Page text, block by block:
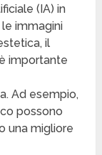
(IA) in
immagini
il
importante
Ad esempio,
possono
una migliore